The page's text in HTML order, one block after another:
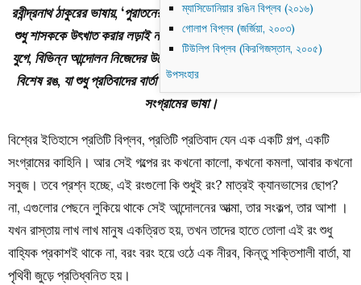
রবীন্দ্রনাথ ঠাকুরের ভাষায়, ‘পুরাতনের হৃদয় টুটে, আপনি নূতন উঠবে ফুটে’ – বিপ্লব
শুধু শাসককে উৎখাত করার লড়াই নয়, এটি নতুন সূর্যের উদয়ের প্রতিশ্রুতি। নানা
যুগে, বিভিন্ন আন্দোলন নিজেদের উদ্দেশ্য ও আদর্শের প্রতীক হিসেবে বেছে নিয়েছে
বিশেষ রঙ, যা শুধু প্রতিবাদের বার্তা দেয় না, বরং হয়ে উঠেছে মানুষের আকাঙ্ক্ষা ও
সংগ্রামের ভাষা।
বিশ্বের ইতিহাসে প্রতিটি বিপ্লব, প্রতিটি প্রতিবাদ যেন এক একটি গল্প, একটি
সংগ্রামের কাহিনি। আর সেই গল্পের রং কখনো কালো, কখনো কমলা, আবার কখনো
সবুজ। তবে প্রশ্ন হচ্ছে, এই রংগুলো কি শুধুই রং? মাত্রই ক্যানভাসের ছোপ?
না, এগুলোর পেছনে লুকিয়ে থাকে সেই আন্দোলনের আত্মা, তার সংকল্প, তার আশা ।
যখন রাস্তায় লাখ লাখ মানুষ একত্রিত হয়, তখন তাদের হাতে তোলা এই রং শুধু
বাহ্যিক প্রকাশই থাকে না, বরং বরং হয়ে ওঠে এক নীরব, কিন্তু শক্তিশালী বার্তা, যা
পৃথিবী জুড়ে প্রতিধ্বনিত হয়।
ম্যাসিডোনিয়ার রঙিন বিপ্লব (২০১৬)
গোলাপ বিপ্লব (জর্জিয়া, ২০০৩)
টিউলিপ বিপ্লব (কিরগিজস্তান, ২০০৫)
উপসংহার